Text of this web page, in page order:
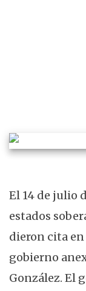
El 14 de julio
estados
dieron cita en
gobierno
González. El